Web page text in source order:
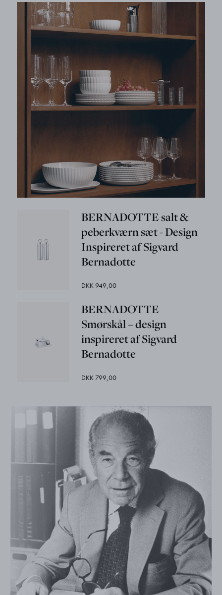
BERNADOTTE salt &
peberkværn sæt - Design
Inspireret af Sigvard
Bernadotte
DKK 949,00
BERNADOTTE
Smørskål – design
inspireret af Sigvard
Bernadotte
DKK 799,00